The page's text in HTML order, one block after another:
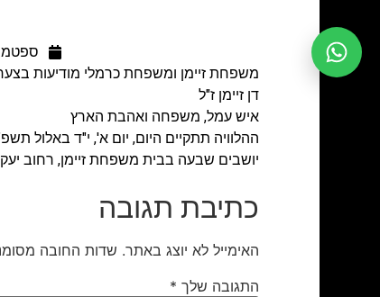
ספטמבר 7,
משפחת זיימן ומשפחת כרמלי מודיעות
דן זיימן ז"ל
איש עמל, משפחה ואהבת הארץ
ההלוויה תתקיים היום, יום א', י"ד באלול תשפ"ה, 7 בספטמבר בשעה 18:00, בבית העלמין מנוחת
יושבים שבעה בבית משפחת זיימן, רחוב יעקב דורי 4, נתניה, דירה 59, קומה 15 בין השעות 13:00-
כתיבת תגובה
האימייל לא יוצג באתר. שדות החובה
התגובה שלך *